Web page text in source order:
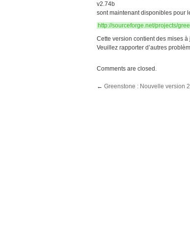
v2.74b
sont maintenant disponibles pour
http://sourceforge.net/projects/
Cette version contient des mises
Veuillez rapporter d’autres
Comments are closed.
← Greenstone : Nouvelle version